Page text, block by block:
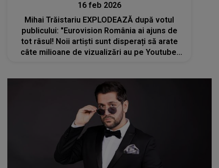
16 feb 2026
Mihai Trăistariu EXPLODEAZĂ după votul
publicului: "Eurovision România ai ajuns de
tot râsul! Noii artiști sunt disperați să arate
câte milioane de vizualizări au pe Youtube!